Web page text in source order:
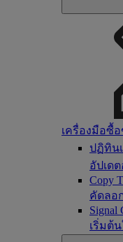
เครื่องมือซื้
ปฏิทิน
อัปเด
Copy
คัดลอ
Signal
เริ่มต้